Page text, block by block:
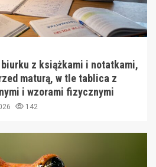
z książkami i notatkami,
maturą, w tle tablica z
i wzorami fizycznymi
142